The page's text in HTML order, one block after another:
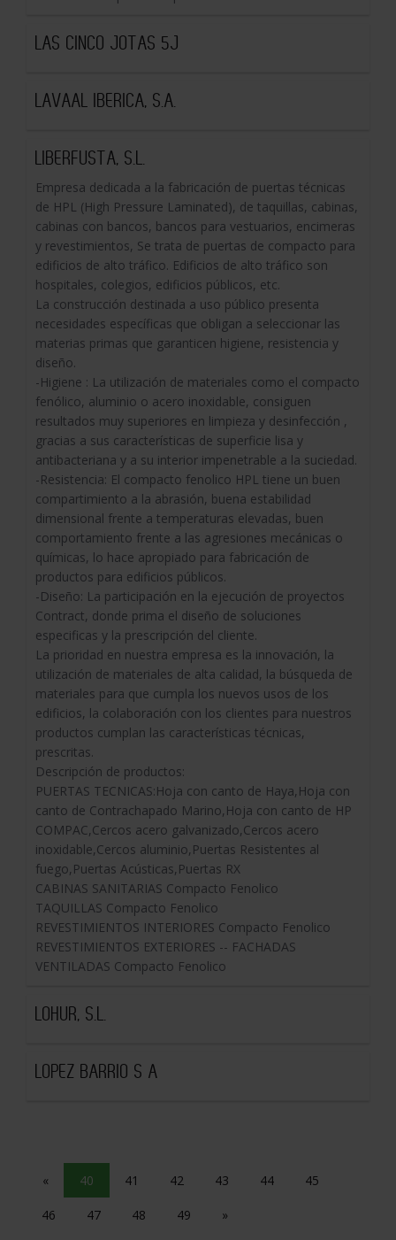
LAS CINCO JOTAS 5J
LAVAAL IBERICA, S.A.
LIBERFUSTA, S.L.
Empresa dedicada a la fabricación de puertas técnicas
de HPL (High Pressure Laminated), de taquillas, cabinas,
cabinas con bancos, bancos para vestuarios, encimeras
y revestimientos, Se trata de puertas de compacto para
edificios de alto tráfico. Edificios de alto tráfico son
hospitales, colegios, edificios públicos, etc.
La construcción destinada a uso público presenta
necesidades específicas que obligan a seleccionar las
materias primas que garanticen higiene, resistencia y
diseño.
-Higiene : La utilización de materiales como el compacto
fenólico, aluminio o acero inoxidable, consiguen
resultados muy superiores en limpieza y desinfección ,
gracias a sus características de superficie lisa y
antibacteriana y a su interior impenetrable a la suciedad.
-Resistencia: El compacto fenolico HPL tiene un buen
compartimiento a la abrasión, buena estabilidad
dimensional frente a temperaturas elevadas, buen
comportamiento frente a las agresiones mecánicas o
químicas, lo hace apropiado para fabricación de
productos para edificios públicos.
-Diseño: La participación en la ejecución de proyectos
Contract, donde prima el diseño de soluciones
especificas y la prescripción del cliente.
La prioridad en nuestra empresa es la innovación, la
utilización de materiales de alta calidad, la búsqueda de
materiales para que cumpla los nuevos usos de los
edificios, la colaboración con los clientes para nuestros
productos cumplan las características técnicas,
prescritas.
Descripción de productos:
PUERTAS TECNICAS:Hoja con canto de Haya,Hoja con
canto de Contrachapado Marino,Hoja con canto de HP
COMPAC,Cercos acero galvanizado,Cercos acero
inoxidable,Cercos aluminio,Puertas Resistentes al
fuego,Puertas Acústicas,Puertas RX
CABINAS SANITARIAS Compacto Fenolico
TAQUILLAS Compacto Fenolico
REVESTIMIENTOS INTERIORES Compacto Fenolico
REVESTIMIENTOS EXTERIORES -- FACHADAS
VENTILADAS Compacto Fenolico
LOHUR, S.L.
LOPEZ BARRIO S A
« 40 41 42 43 44 45
46 47 48 49 »